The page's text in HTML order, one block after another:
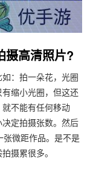
摄高清照片?
：拍一朵花，光圈
缩小光圈，但这还
不能有任何移动
定拍摄张数。然后
张微距作品。是不是
摄累很多。